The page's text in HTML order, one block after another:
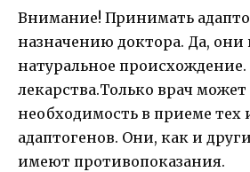
Внимание! Принимать
назначению доктора. Да,
натуральное происхождение.
лекарства.Только врач
необходимость в приеме
адаптогенов. Они, как и
имеют противопоказания.